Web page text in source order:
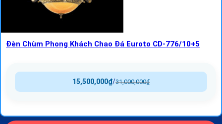
Đèn Chùm Phong Khách Chao Đá Euroto CD-776/10+5
31,000,000₫
/
15,500,000₫